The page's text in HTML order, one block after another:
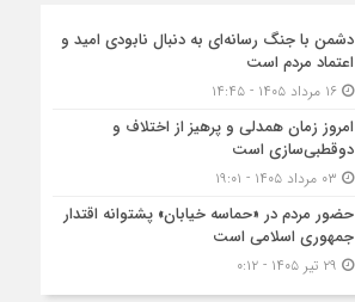
دشمن با جنگ رسانه‌ای به دنبال نابودی امید و
اعتماد مردم است
۱۶ مرداد ۱۴۰۵ - ۱۴:۴۵
امروز زمان همدلی و پرهیز از اختلاف و
دوقطبی‌سازی است
حضور مردم در «حماسه خیابان» پشتوانه اقتدار
جمهوری اسلامی است